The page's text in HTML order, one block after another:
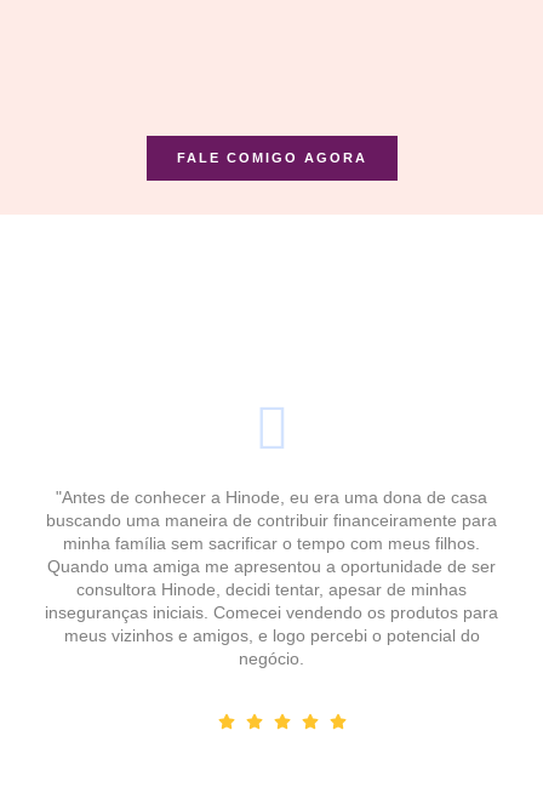
FALE COMIGO AGORA
"Antes de conhecer a Hinode, eu era uma dona de casa
buscando uma maneira de contribuir financeiramente para
minha família sem sacrificar o tempo com meus filhos.
Quando uma amiga me apresentou a oportunidade de ser
consultora Hinode, decidi tentar, apesar de minhas
inseguranças iniciais. Comecei vendendo os produtos para
meus vizinhos e amigos, e logo percebi o potencial do
negócio.